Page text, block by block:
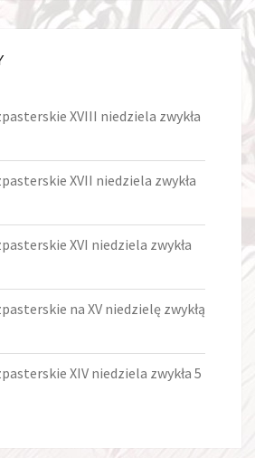
XVIII niedziela zwykła
XVII niedziela zwykła
XVI niedziela zwykła
na XV niedzielę zwykłą
XIV niedziela zwykła 5